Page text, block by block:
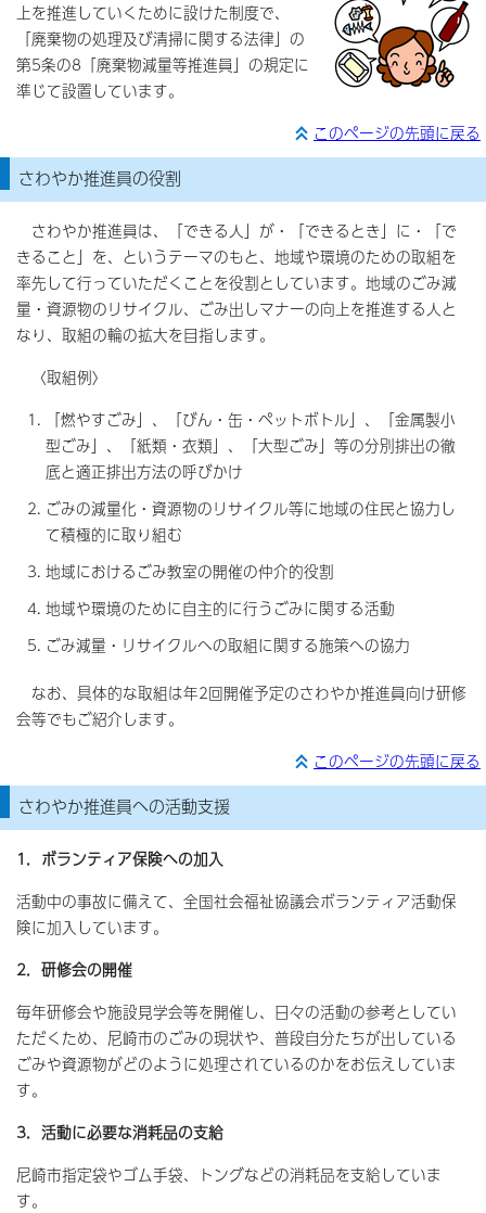
上を推進していくために設けた制度で、
「廃棄物の処理及び清掃に関する法律」の
第5条の8「廃棄物減量等推進員」の規定に
準じて設置しています。
このページの先頭に戻る
さわやか推進員の役割
さわやか推進員は、「できる人」が・「できるとき」に・「で
きること」を、というテーマのもと、地域や環境のための取組を
率先して行っていただくことを役割としています。地域のごみ減
量・資源物のリサイクル、ごみ出しマナーの向上を推進する人と
なり、取組の輪の拡大を目指します。
〈取組例〉
「燃やすごみ」、「びん・缶・ペットボトル」、「金属製小
型ごみ」、「紙類・衣類」、「大型ごみ」等の分別排出の徹
底と適正排出方法の呼びかけ
ごみの減量化・資源物のリサイクル等に地域の住民と協力し
て積極的に取り組む
地域におけるごみ教室の開催の仲介的役割
地域や環境のために自主的に行うごみに関する活動
ごみ減量・リサイクルへの取組に関する施策への協力
なお、具体的な取組は年2回開催予定のさわやか推進員向け研修
会等でもご紹介します。
このページの先頭に戻る
さわやか推進員への活動支援
1．ボランティア保険への加入
活動中の事故に備えて、全国社会福祉協議会ボランティア活動保
険に加入しています。
2．研修会の開催
毎年研修会や施設見学会等を開催し、日々の活動の参考としてい
ただくため、尼崎市のごみの現状や、普段自分たちが出している
ごみや資源物がどのように処理されているのかをお伝えしていま
す。
3．活動に必要な消耗品の支給
尼崎市指定袋やゴム手袋、トングなどの消耗品を支給していま
す。